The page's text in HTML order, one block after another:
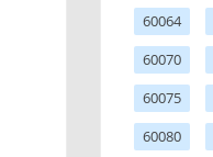
60064
60070
60075
60080